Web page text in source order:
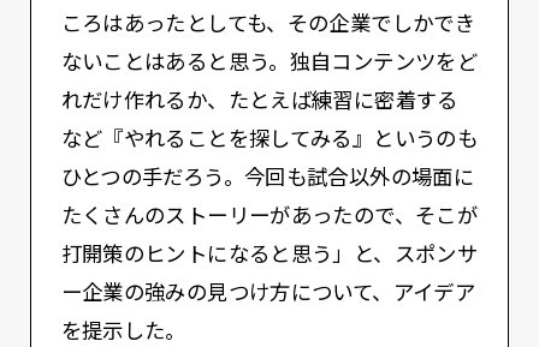
ころはあったとしても、その企業でしかでき
ないことはあると思う。独自コンテンツをど
れだけ作れるか、たとえば練習に密着する
など『やれることを探してみる』というのも
ひとつの手だろう。今回も試合以外の場面に
たくさんのストーリーがあったので、そこが
打開策のヒントになると思う」と、スポンサ
ー企業の強みの見つけ方について、アイデア
を提示した。